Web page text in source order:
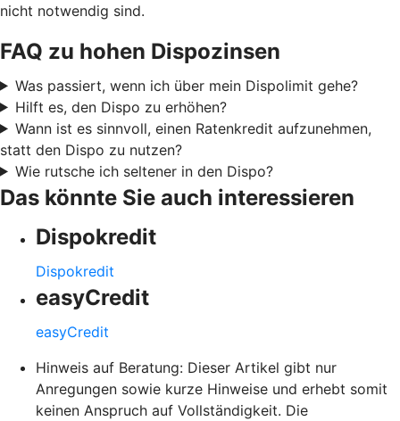
nicht notwendig sind.
FAQ zu hohen Dispozinsen
Was passiert, wenn ich über mein Dispolimit gehe?
Hilft es, den Dispo zu erhöhen?
Wann ist es sinnvoll, einen Ratenkredit aufzunehmen,
statt den Dispo zu nutzen?
Wie rutsche ich seltener in den Dispo?
Das könnte Sie auch interessieren
Dispokredit
Dispokredit
easyCredit
easyCredit
Hinweis auf Beratung: Dieser Artikel gibt nur
Anregungen sowie kurze Hinweise und erhebt somit
keinen Anspruch auf Vollständigkeit. Die